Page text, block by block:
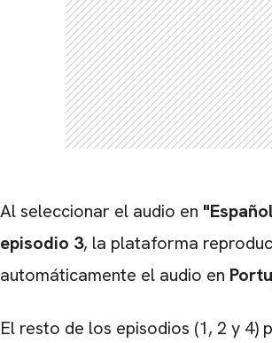
Al seleccionar el audio en
episodio 3, la plataforma
automáticamente el audio en
El resto de los episodios (1, 2 y 4)